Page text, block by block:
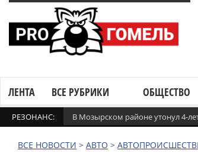
ЛЕНТА ВСЕ РУБРИКИ ОБЩЕСТВО
РЕЗОНАНС: В Мозырском районе утонул 4-
ВСЕ НОВОСТИ > АВТО >